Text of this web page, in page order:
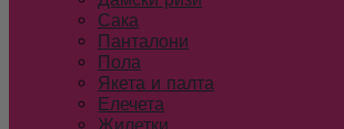
Сака
Панталони
Пола
Якета и палта
Елечета